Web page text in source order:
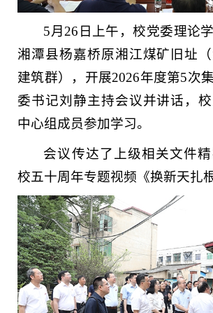
5月26日上午，校党委理论
湘潭县杨嘉桥原湘江煤矿旧址
建筑群），开展2026年度第5次
委书记刘静主持会议并讲话，
中心组成员参加学习。
会议传达了上级相关文件
校五十周年专题视频《换新天扎